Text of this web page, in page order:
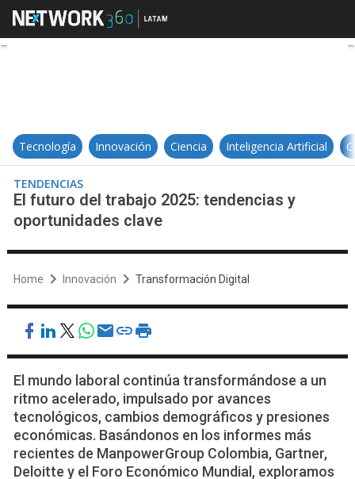
El futuro del trabajo 2025:
Tecnología Innovación Ciencia Inteligencia Artificial
TENDENCIAS
El futuro del trabajo 2025: tendencias y
oportunidades clave
Home Innovación Transformación Digital
El mundo laboral continúa transformándose a un
ritmo acelerado, impulsado por avances
tecnológicos, cambios demográficos y presiones
económicas. Basándonos en los informes más
recientes de ManpowerGroup Colombia, Gartner,
Deloitte y el Foro Económico Mundial, exploramos